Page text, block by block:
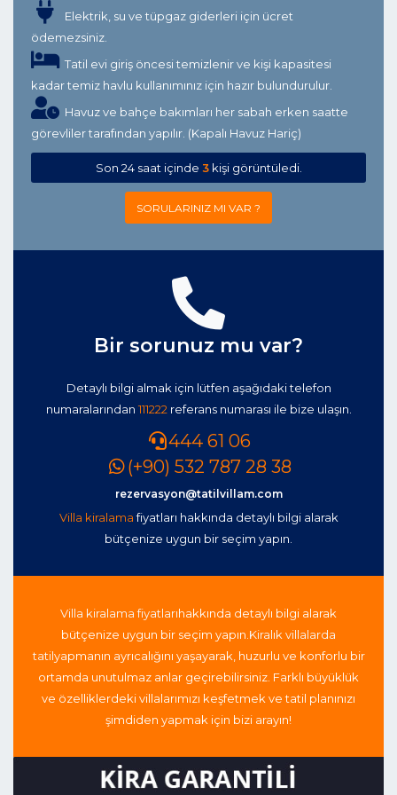
Elektrik, su ve tüpgaz giderleri için ücret
ödemezsiniz.
Tatil evi giriş öncesi temizlenir ve kişi kapasitesi
kadar temiz havlu kullanımınız için hazır bulundurulur.
Havuz ve bahçe bakımları her sabah erken saatte
görevliler tarafından yapılır. (Kapalı Havuz Hariç)
Son 24 saat içinde 3kişi görüntüledi.
SORULARINIZ MI VAR ?
Bir sorunuz mu var?
Detaylı bilgi almak için lütfen aşağıdaki telefon
numaralarından111222referans numarası ile bize ulaşın.
444 61 06
(+90) 532 787 28 38
rezervasyon@tatilvillam.com
Villa kiralamafiyatları hakkında detaylı bilgi alarak
bütçenize uygun bir seçim yapın.
Villa kiralama fiyatlarıhakkında detaylı bilgi alarak
bütçenize uygun bir seçim yapın.Kiralık villalarda
tatilyapmanın ayrıcalığını yaşayarak, huzurlu ve konforlu bir
ortamda unutulmaz anlar geçirebilirsiniz. Farklı büyüklük
ve özelliklerdeki villalarımızı keşfetmek ve tatil planınızı
şimdiden yapmak için bizi arayın!